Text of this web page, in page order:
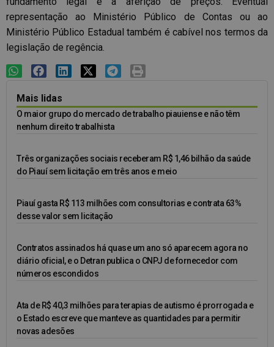
representação ao Ministério Público de Contas ou ao
Ministério Público Estadual também é cabível nos termos da
legislação de regência.
Mais lidas
O maior grupo do mercado de trabalho piauiense e não têm
nenhum direito trabalhista
Três organizações sociais receberam R$ 1,46 bilhão da saúde
do Piauí sem licitação em três anos e meio
Piauí gasta R$ 113 milhões com consultorias e contrata 63%
desse valor sem licitação
Contratos assinados há quase um ano só aparecem agora no
diário oficial, e o Detran publica o CNPJ de fornecedor com
números escondidos
Ata de R$ 40,3 milhões para terapias de autismo é prorrogada e
o Estado escreve que manteve as quantidades para permitir
novas adesões